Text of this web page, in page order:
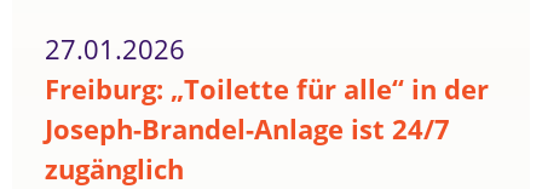
27.01.2026
Freiburg: „Toilette für alle“ in der
Joseph-Brandel-Anlage ist 24/7
zugänglich